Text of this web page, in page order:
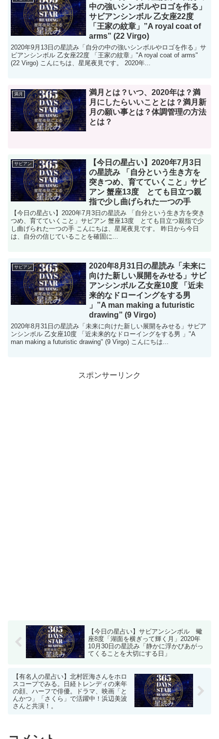
中の強いシンボルやロゴを作る」
サビアンシンボル 乙女座22度
「王家の紋章」”A royal coat of
arms” (22 Virgo)
2020年9月13日の星読み「自分の中の強いシンボルやロゴを作る」サ
ビアンシンボル 乙女座22度 「王家の紋章」"A royal coat of arms"
(22 Virgo) こんにちは、星尾夜見です。 2020年...
満月
満月とは？いつ、2020年は？満
月にしたらいいこととは？満月新
月の願い事とは？体調管理の方法
とは？
サビアン
【今日の星占い】2020年7月3日
の星読み 「自分という生き方を
突きつめ、育てていくこと」サビ
アン 蟹座13度 とても目立つ親
指で少し曲げられた一つの手
【今日の星占い】2020年7月3日の星読み 「自分という生き方を突き
つめ、育てていくこと」サビアン 蟹座13度 とても目立つ親指で少
し曲げられた一つの手 こんにちは、星尾夜見です。 昨日から今日
は、自分の信じていることを確固に...
サビアン
2020年8月31日の星読み「未来に
向けた新しい展開をみせる」サビ
アンシンボル 乙女座10度 「近未
来的なドローイングをする男
」”A man making a futuristic
drawing” (9 Virgo)
2020年8月31日の星読み「未来に向けた新しい展開をみせる」サビア
ンシンボル 乙女座10度 「近未来的なドローイングをする男 」"A
man making a futuristic drawing" (9 Virgo) こんにちは...
スポンサーリンク
【今日の星占い】サビアンシンボル 蠍
座8度「湖面を横ぎって輝く月」2020年
10月30日の星読み「静かに浮かびあがっ
てくることを大切にする日」
【有名人の星占い】北村匠海さんをホロ
スコープでみる。日経トレンディの来年
の顔、ハーフで俳優。ドラマ、映画「と
んかつ」「さくら」で活躍中！浜辺美波
さんと共演！。